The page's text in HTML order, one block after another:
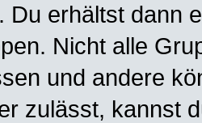
Du erhältst dann
Nicht alle
und andere
zulässt, kannst